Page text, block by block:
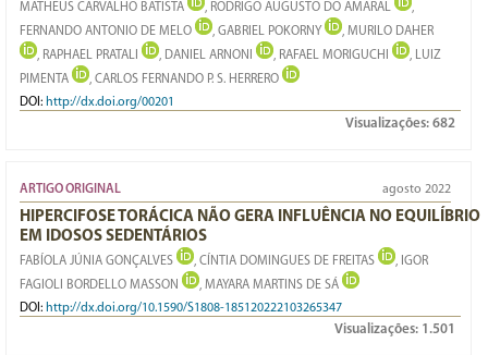
MATHEUS CARVALHO BATISTA , RODRIGO AUGUSTO DO AMARAL
,
FERNANDO ANTONIO DE MELO
, GABRIEL POKORNY
, MURILO DAHER
, RAPHAEL PRATALI
, DANIEL ARNONI , RAFAEL MORIGUCHI
, LUIZ
PIMENTA
, CARLOS FERNANDO P. S. HERRERO
DOI: http://dx.doi.org/00201
Visualizações: 682
ARTIGO ORIGINAL agosto 2022
HIPERCIFOSE TORÁCICA NÃO GERA INFLUÊNCIA NO EQUILÍBRIO
EM IDOSOS SEDENTÁRIOS
FABÍOLA JÚNIA GONÇALVES , CÍNTIA DOMINGUES DE FREITAS
, IGOR
FAGIOLI BORDELLO MASSON
, MAYARA MARTINS DE SÁ
DOI: http://dx.doi.org/10.1590/S1808-185120222103265347
Visualizações: 1.501